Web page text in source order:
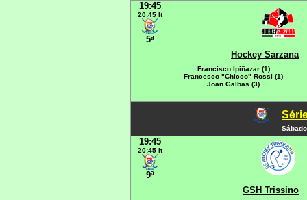
19:45
20:45 It
5ª
Hockey Sarzana
Francisco Ipiñazar (1)
Francesco "Chicco" Rossi (1)
Joan Galbas (3)
19:45
20:45 It
9ª
GSH Trissino